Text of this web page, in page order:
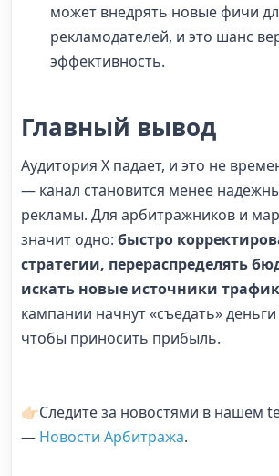
может внедрять новые фичи
рекламодателей, и это шанс
эффективность.
Главный вывод
Аудитория X падает, и это не
— канал становится менее
рекламы. Для арбитражников и
значит одно: быстро
стратегии, перераспределять
искать новые источники
кампании начнут «съедать»
чтобы приносить прибыль.
👉🏻Следите за новостями в нашем
— Новости Арбитража.